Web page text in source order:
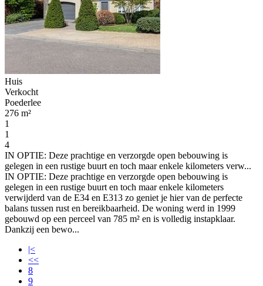
Huis
Verkocht
Poederlee
276 m²
1
1
4
IN OPTIE: Deze prachtige en verzorgde open bebouwing is
gelegen in een rustige buurt en toch maar enkele kilometers verw...
IN OPTIE: Deze prachtige en verzorgde open bebouwing is
gelegen in een rustige buurt en toch maar enkele kilometers
verwijderd van de E34 en E313 zo geniet je hier van de perfecte
balans tussen rust en bereikbaarheid. De woning werd in 1999
gebouwd op een perceel van 785 m² en is volledig instapklaar.
Dankzij een bewo...
|<
<<
8
9